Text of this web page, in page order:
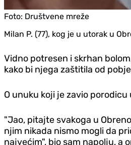
Foto: Društvene mreže
Milan P. (77), kog je u utorak u
Vidno potresen i skrhan
kako bi njega zaštitila od
O unuku koji je zavio
"Jao, pitajte svakoga u
njim nikada nismo mogli da
najvećim", bio sam napolju, a